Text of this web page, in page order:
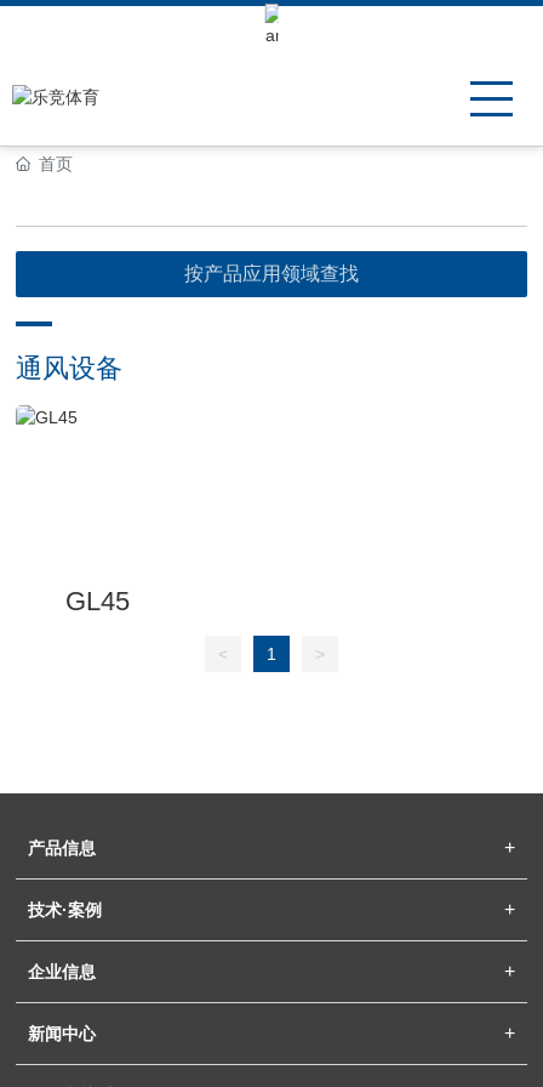
Keli Motor Group Search
首页
按产品应用领域查找
通风设备
GL45
< 1 >
产品信息
技术·案例
企业信息
新闻中心